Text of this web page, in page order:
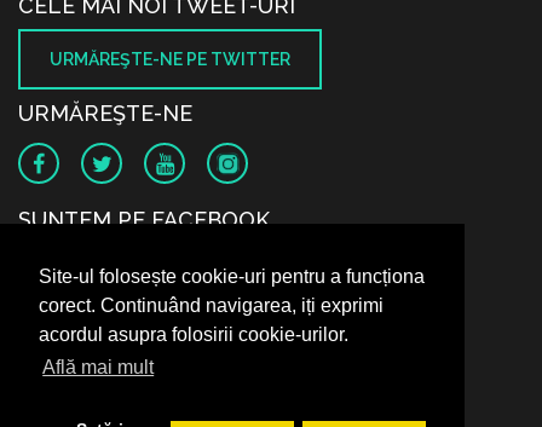
Site-ul folosește cookie-uri pentru a funcționa
corect. Continuând navigarea, iți exprimi
acordul asupra folosirii cookie-urilor.
Află mai mult
CELE MAI NOI TWEET-URI
URMĂREŞTE-NE PE TWITTER
URMĂREŞTE-NE
SUNTEM PE FACEBOOK